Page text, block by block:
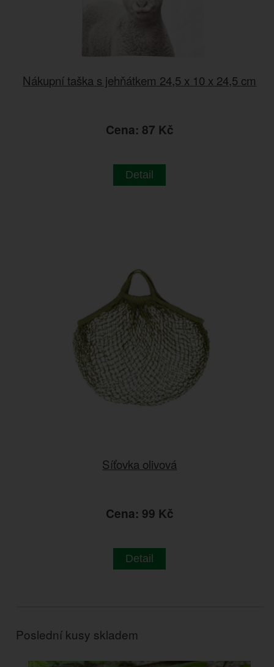
Nákupní taška s jehňátkem 24,5 x 10 x 24,5 cm
Cena: 87 Kč
Detail
Síťovka olivová
Cena: 99 Kč
Detail
Poslední kusy skladem